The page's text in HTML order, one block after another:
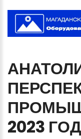
2023